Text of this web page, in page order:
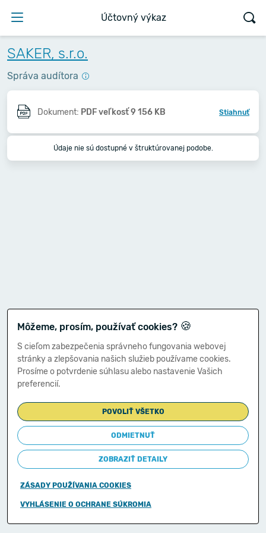
Účtovný výkaz
SAKER, s.r.o.
Správa audítora
Dokument: PDF veľkosť 9 156 KB Stiahnuť
Údaje nie sú dostupné v štruktúrovanej podobe.
Môžeme, prosím, používať cookies? 🍪
S cieľom zabezpečenia správneho fungovania webovej
stránky a zlepšovania našich služieb používame cookies.
Prosíme o potvrdenie súhlasu alebo nastavenie Vašich
preferencií.
POVOLIŤ VŠETKO
ODMIETNUŤ
ZOBRAZIŤ DETAILY
ZÁSADY POUŽÍVANIA COOKIES
VYHLÁSENIE O OCHRANE SÚKROMIA
Copyright © 2011-2026